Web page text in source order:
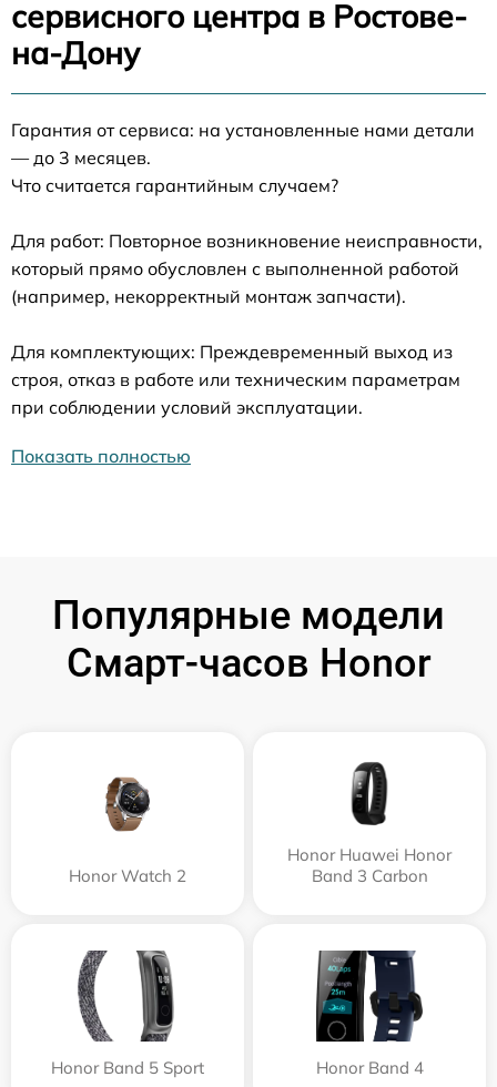
сервисного центра в Ростове-
на-Дону
Гарантия от сервиса: на установленные нами детали
— до 3 месяцев.
Что считается гарантийным случаем?
Для работ: Повторное возникновение неисправности,
который прямо обусловлен с выполненной работой
(например, некорректный монтаж запчасти).
Для комплектующих: Преждевременный выход из
строя, отказ в работе или техническим параметрам
при соблюдении условий эксплуатации.
Показать полностью
Популярные модели
Смарт-часов Honor
Honor Watch 2
Honor Huawei Honor
Band 3 Carbon
Honor Band 5 Sport Honor Band 4